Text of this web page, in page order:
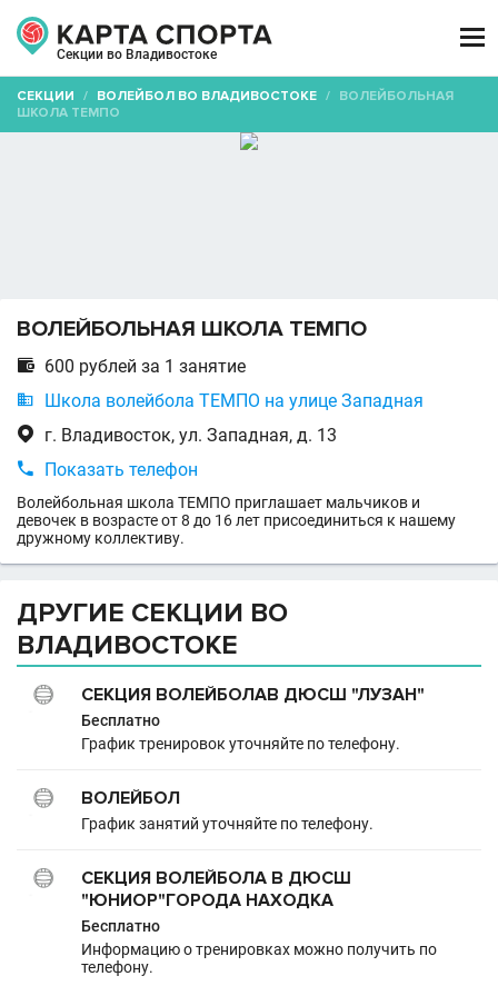
Секции во Владивостоке

СЕКЦИИ / ВОЛЕЙБОЛ ВО ВЛАДИВОСТОКЕ / ВОЛЕЙБОЛЬНАЯ
ШКОЛА ТЕМПО
ВОЛЕЙБОЛЬНАЯ ШКОЛА ТЕМПО
 600 рублей за 1 занятие
 Школа волейбола ТЕМПО на улице Западная
 г. Владивосток, ул. Западная, д. 13
 Показать телефон
Волейбольная школа ТЕМПО приглашает мальчиков и
девочек в возрасте от 8 до 16 лет присоединиться к нашему
дружному коллективу.
ДРУГИЕ СЕКЦИИ ВО
ВЛАДИВОСТОКЕ
СЕКЦИЯ ВОЛЕЙБОЛАВ ДЮСШ "ЛУЗАН"
Бесплатно
График тренировок уточняйте по телефону.
ВОЛЕЙБОЛ
График занятий уточняйте по телефону.
СЕКЦИЯ ВОЛЕЙБОЛА В ДЮСШ
"ЮНИОР"ГОРОДА НАХОДКА
Бесплатно
Информацию о тренировках можно получить по
телефону.